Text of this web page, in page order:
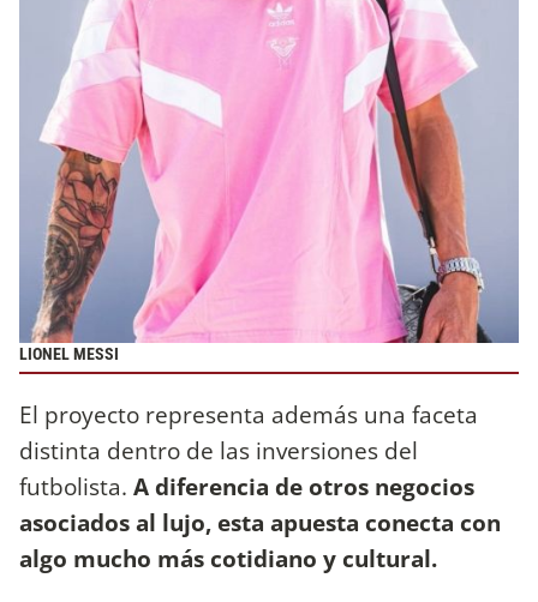
LIONEL MESSI
El proyecto representa además una faceta
distinta dentro de las inversiones del
futbolista. A diferencia de otros negocios
asociados al lujo, esta apuesta conecta con
algo mucho más cotidiano y cultural.